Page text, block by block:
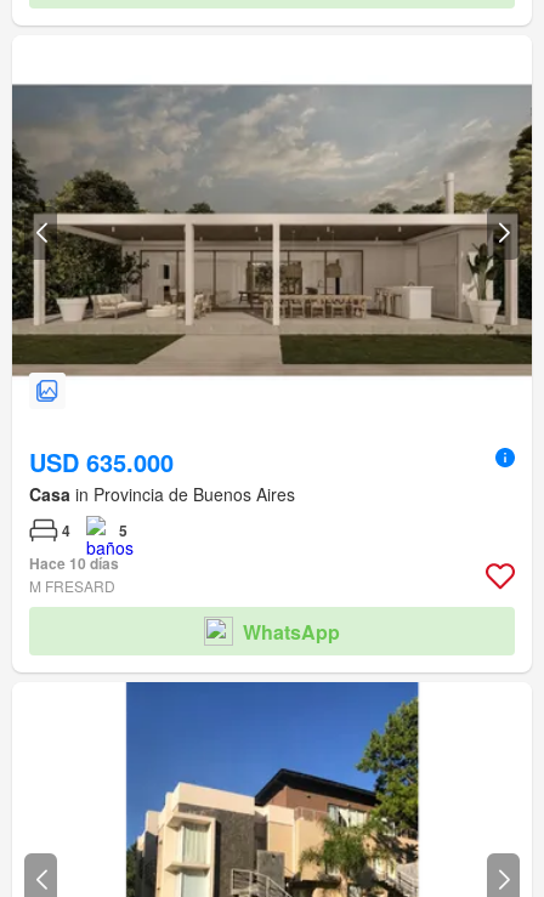
USD 635.000
Casa in Provincia de Buenos Aires
4
5
Hace 10 días
M FRESARD
WhatsApp